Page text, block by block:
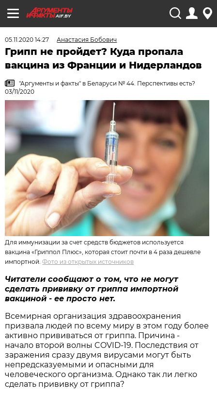
AIF.BY
05.11.2020 14:27 Анастасия Бобович
Грипп не пройдет? Куда пропала
вакцина из Франции и Нидерландов
"Аргументы и факты" в Беларуси № 44. Перспективы есть?
03/11/2020
Для иммунизации за счет средств бюджетов используется
вакцина «Гриппол Плюс», которая стоит почти в 4 раза дешевле
импортной. Фото из открытых источников
Читатели сообщают о том, что не могут
сделать прививку от гриппа импортной
вакциной - ее просто нет.
Всемирная организация здравоохранения
призвала людей по всему миру в этом году более
активно прививаться от гриппа. Причина -
начало второй волны COVID-19. Последствия от
заражения сразу двумя вирусами могут быть
непредсказуемыми и опасными для
человеческого организма. Однако так ли легко
сделать прививку от гриппа?